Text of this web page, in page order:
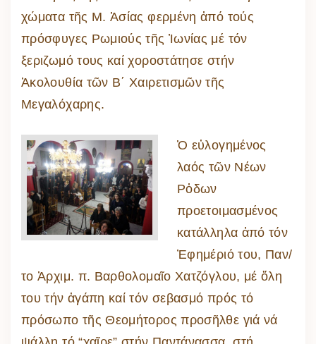
χώματα τῆς Μ. Ἀσίας φερμένη ἀπό τούς
πρόσφυγες Ρωμιούς τῆς Ἰωνίας μέ τόν
ξεριζωμό τους καί χοροστάτησε στήν
Ἀκολουθία τῶν Β΄ Χαιρετισμῶν τῆς
Μεγαλόχαρης.
Ὁ εὐλογημένος
λαός τῶν Νέων
Ρὀδων
προετοιμασμένος
κατάλληλα ἀπό τόν
Ἐφημέριό του, Παν/
το Ἀρχιμ. π. Βαρθολομαῖο Χατζόγλου, μέ ὅλη
του τήν ἀγάπη καί τόν σεβασμό πρός τό
πρόσωπο τῆς Θεομήτορος προσῆλθε γιά νά